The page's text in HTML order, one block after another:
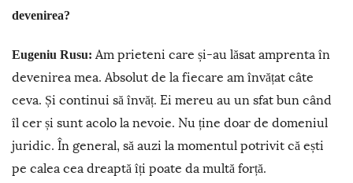
devenirea?
Eugeniu Rusu: Am prieteni care și-au lăsat amprenta în
devenirea mea. Absolut de la fiecare am învățat câte
ceva. Și continui să învăț. Ei mereu au un sfat bun când
îl cer și sunt acolo la nevoie. Nu ține doar de domeniul
juridic. În general, să auzi la momentul potrivit că ești
pe calea cea dreaptă îți poate da multă forță.